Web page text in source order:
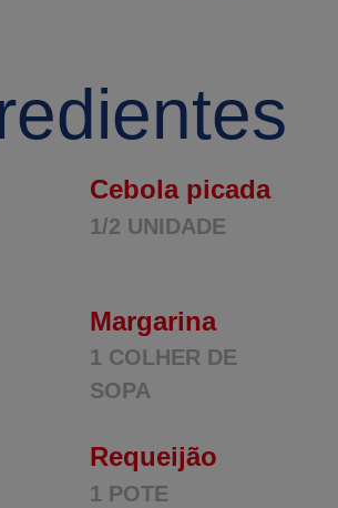
Cebola picada
1/2 UNIDADE
Margarina
1 COLHER DE
SOPA
Requeijão
1 POTE